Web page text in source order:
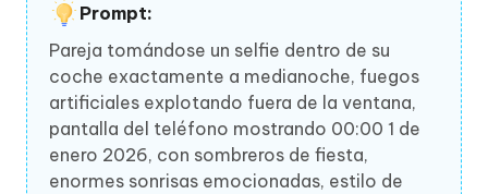
Prompt:
Pareja tomándose un selfie dentro de su
coche exactamente a medianoche, fuegos
artificiales explotando fuera de la ventana,
pantalla del teléfono mostrando 00:00 1 de
enero 2026, con sombreros de fiesta,
enormes sonrisas emocionadas, estilo de